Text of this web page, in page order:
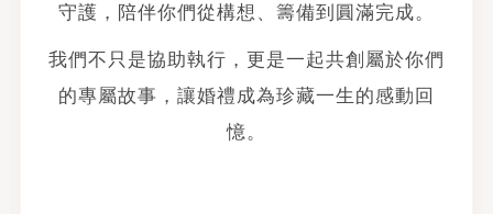
守護，陪伴你們從構想、籌備到圓滿完成。
我們不只是協助執行，更是一起共創屬於你們
的專屬故事，讓婚禮成為珍藏一生的感動回
憶。